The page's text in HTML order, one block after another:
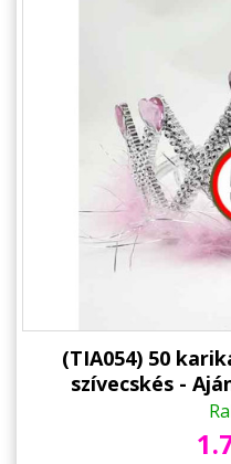
(TIA054) 50
szívecskés -